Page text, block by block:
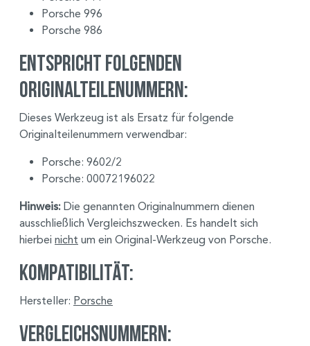
Porsche 996
Porsche 986
Entspricht folgenden
Originalteilenummern:
Dieses Werkzeug ist als Ersatz für folgende
Originalteilenummern verwendbar:
Porsche: 9602/2
Porsche: 00072196022
Hinweis: Die genannten Originalnummern dienen
ausschließlich Vergleichszwecken. Es handelt sich
hierbei nicht um ein Original-Werkzeug von Porsche.
Kompatibilität:
Hersteller: Porsche
Vergleichsnummern: